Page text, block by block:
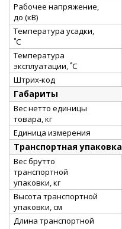
Рабочее напряжение,
до (кВ)
Температура усадки,
˚С
Температура
эксплуатации, ˚С
Штрих-код
Габариты
Вес нетто единицы
товара, кг
Единица измерения
Транспортная упаковка
Вес брутто
транспортной
упаковки, кг
Высота транспортной
упаковки, см
Длина транспортной